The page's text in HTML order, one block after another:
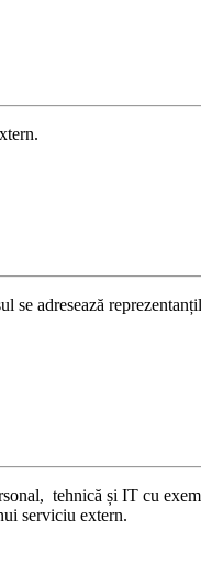
adresează
tehnică și IT cu
serviciu extern.